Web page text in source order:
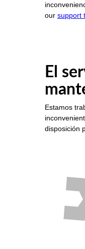
our support
El
Estamos
disposición